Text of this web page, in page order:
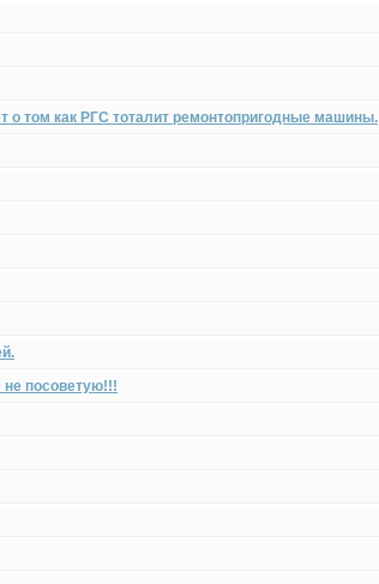
о том как РГС тоталит ремонтопригодные машины.
не посоветую!!!